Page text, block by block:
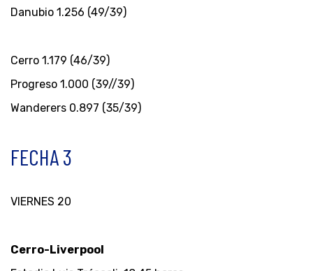
Danubio 1.256 (49/39)
Cerro 1.179 (46/39)
Progreso 1.000 (39//39)
Wanderers 0.897 (35/39)
FECHA 3
VIERNES 20
Cerro-Liverpool